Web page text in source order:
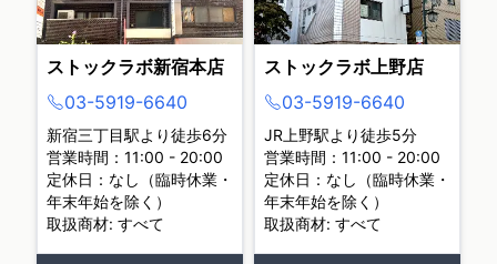
ストックラボ新宿本店
03-5919-6640
新宿三丁目駅より徒歩6分
営業時間：11:00 - 20:00
定休日：なし（臨時休業・
年末年始を除く）
取扱商材: すべて
ストックラボ上野店
03-5919-6640
JR上野駅より徒歩5分
営業時間：11:00 - 20:00
定休日：なし（臨時休業・
年末年始を除く）
取扱商材: すべて